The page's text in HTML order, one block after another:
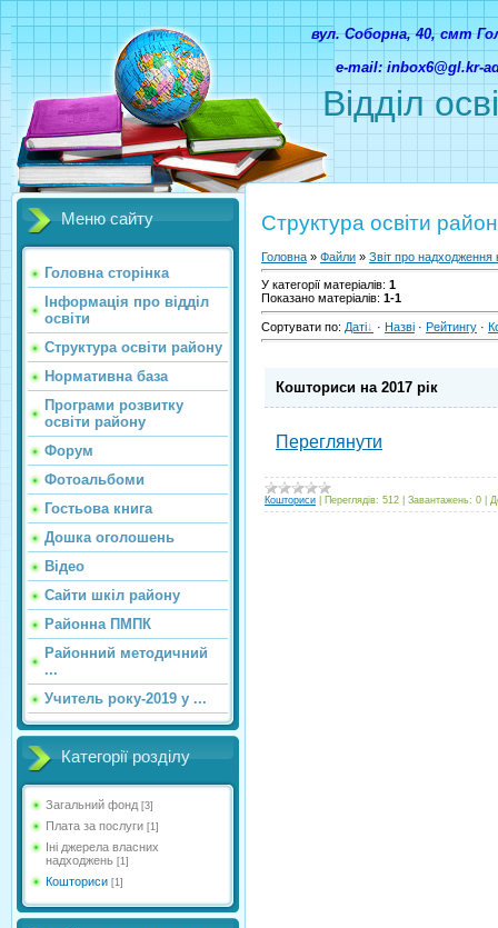
Відділ
вул. Соборна, 40, смт
e-mail: inbox6@gl.kr-
Меню сайту
Головна сторінка
Інформація про відділ
освіти
Структура освіти району
Нормативна база
Програми розвитку
освіти району
Форум
Фотоальбоми
Гостьова книга
Дошка оголошень
Відео
Сайти шкіл району
Районна ПМПК
Районний методичний
...
Учитель року-2019 у ...
Категорії розділу
Загальний фонд [3]
Плата за послуги [1]
Іні джерела власних
надходжень [1]
Кошториси [1]
Структура освіти
Головна » Файли » Звіт про надходження
У категорії матеріалів: 1
Показано матеріалів: 1-1
Сортувати по: Даті · Назві · Рейтингу ·
Кошториси на 2017 рік
Переглянути
Кошториси Переглядів: 512 Завантажень: 0